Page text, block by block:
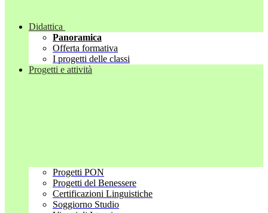
Didattica
Panoramica
Offerta formativa
I progetti delle classi
Progetti e attività
Progetti PON
Progetti del Benessere
Certificazioni Linguistiche
Soggiorno Studio